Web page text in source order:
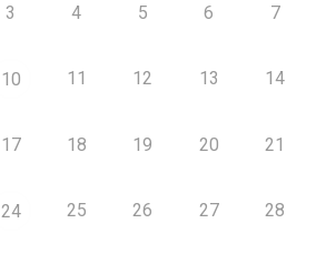
3 4 5 6 7
10 11 12 13 14
17 18 19 20 21
24 25 26 27 28